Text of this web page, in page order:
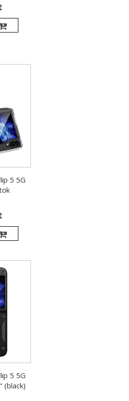
5 5G
5 5G
(black)